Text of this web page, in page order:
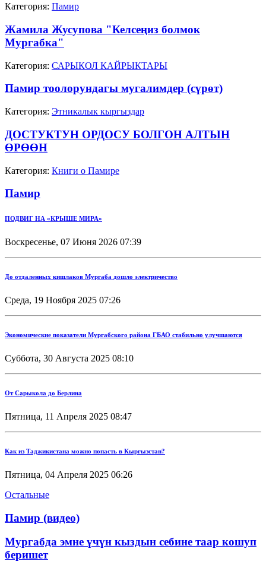
Категория: Памир
Жамила Жусупова "Келсеңиз болмок
Мургабка"
Категория: САРЫКОЛ КАЙРЫКТАРЫ
Памир тоолорундагы мугалимдер (сүрөт)
Категория: Этникалык кыргыздар
ДОСТУКТУН ОРДОСУ БОЛГОН АЛТЫН
ӨРӨӨН
Категория: Книги о Памире
Памир
ПОДВИГ НА «КРЫШЕ МИРА»
Воскресенье, 07 Июня 2026 07:39
До отдаленных кишлаков Мургаба дошло электричество
Среда, 19 Ноября 2025 07:26
Экономические показатели Мургабского района ГБАО стабильно улучшаются
Суббота, 30 Августа 2025 08:10
От Сарыкола до Берлина
Пятница, 11 Апреля 2025 08:47
Как из Таджикистана можно попасть в Кыргызстан?
Пятница, 04 Апреля 2025 06:26
Остальные
Памир (видео)
Мургабда эмне үчүн кыздын себине таар кошуп
беришет